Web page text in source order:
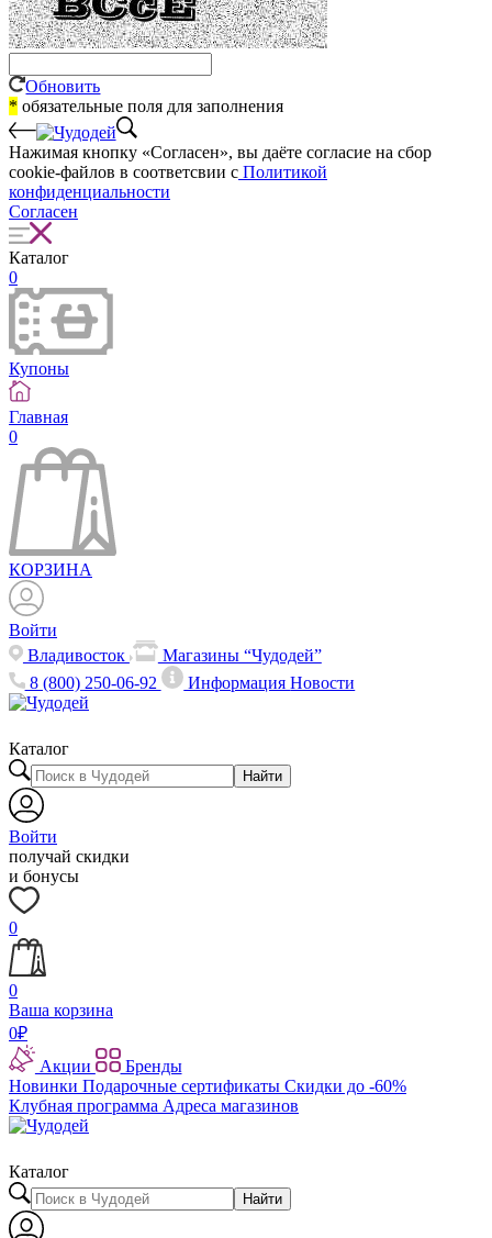
Обновить
* обязательные поля для заполнения
Нажимая кнопку «Согласен», вы даёте cогласие на сбор
cookie-файлов в соответсвии с Политикой
конфиденциальности
Согласен
Каталог
0
Купоны
Главная
0
КОРЗИНА
Войти
Владивосток
Магазины “Чудодей”
8 (800) 250-06-92
ИнформацияНовости
Каталог
Найти
Войти
получай скидки
и бонусы
0
0
Ваша корзина
0₽
Акции
Бренды
Новинки Подарочные сертификаты Скидки до -60%
Клубная программа Адреса магазинов
Каталог
Найти